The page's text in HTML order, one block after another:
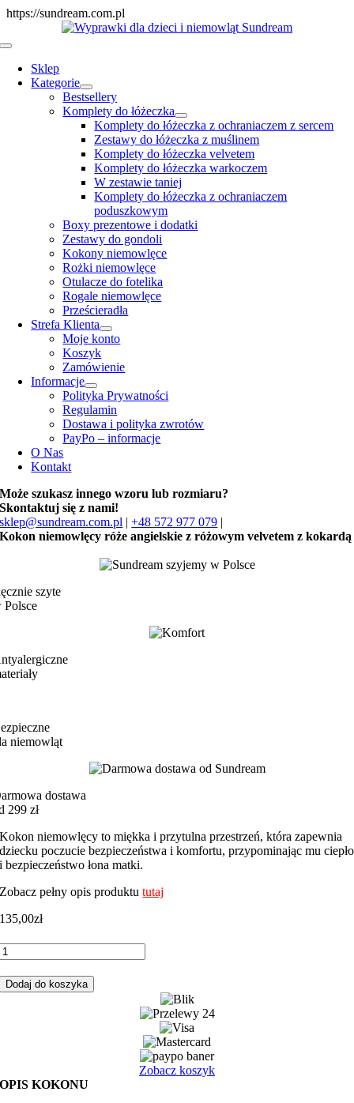
https://sundream.com.pl
to
Toggle
Navigation
Sklep
Kategorie
Bestsellery
Komplety do łóżeczka
Komplety do łóżeczka z ochraniaczem z sercem
Zestawy do łóżeczka z muślinem
Komplety do łóżeczka velvetem
Komplety do łóżeczka warkoczem
W zestawie taniej
Komplety do łóżeczka z ochraniaczem
poduszkowym
Boxy prezentowe i dodatki
Zestawy do gondoli
Kokony niemowlęce
Rożki niemowlęce
Otulacze do fotelika
Rogale niemowlęce
Prześcieradła
Strefa Klienta
Moje konto
Koszyk
Zamówienie
Informacje
Polityka Prywatności
Regulamin
Dostawa i polityka zwrotów
PayPo – informacje
O Nas
Kontakt
Może szukasz innego wzoru lub rozmiaru?
Skontaktuj się z nami!
sklep@sundream.com.pl |+48 572 977 079 |
Kokon niemowlęcy róże angielskie z różowym velvetem z kokardą
szyte
Polsce
niemowląt
dostawa
299 zł
Kokon niemowlęcy to miękka i przytulna przestrzeń, która zapewnia
dziecku poczucie bezpieczeństwa i komfortu, przypominając mu ciepło
i bezpieczeństwo łona matki.
Zobacz pełny opis produktututaj
135,00zł
Dodaj do koszyka
Zobacz koszyk
OPIS KOKONU